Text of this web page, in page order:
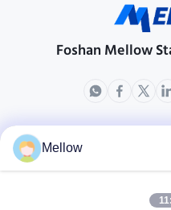
Foshan Mellow
prodottiMellow